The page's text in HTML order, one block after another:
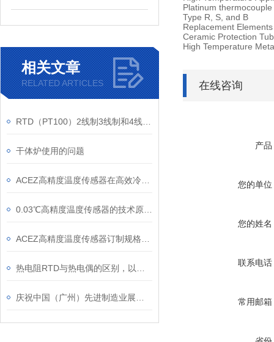
Platinum
Type R, S, and B
Replacement
Ceramic Protection
High Temperature
在线咨询
产品
您的单位
您的姓名
联系电话
常用邮箱
相关文章
RELATED ARTICLES
干体炉使用的问题